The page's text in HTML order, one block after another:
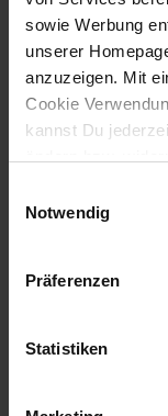
sowie Werbung
unserer
anzuzeigen. Mit
Cookie
kannst Du
Notwendig
Präferenzen
Statistiken
Der Multi-
Off Technology“
innen an der
zwei Messern oder
Pulsefunktion des
können Sie die
entnehmen.